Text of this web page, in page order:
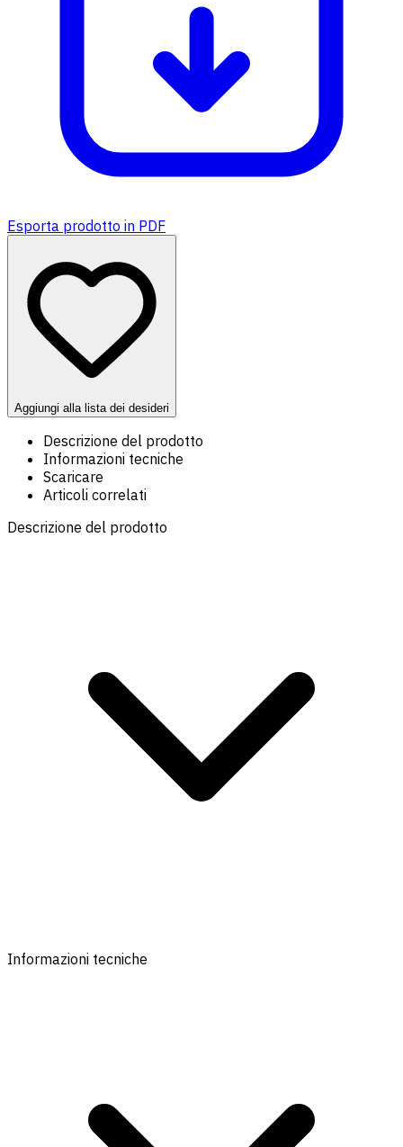
Esporta prodotto in PDF
Aggiungi alla lista dei desideri
Descrizione del prodotto
Informazioni tecniche
Scaricare
Articoli correlati
Descrizione del prodotto
Informazioni tecniche